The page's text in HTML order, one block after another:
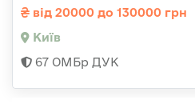
від 20000 до 130000 грн
Київ
67 ОМБр ДУК